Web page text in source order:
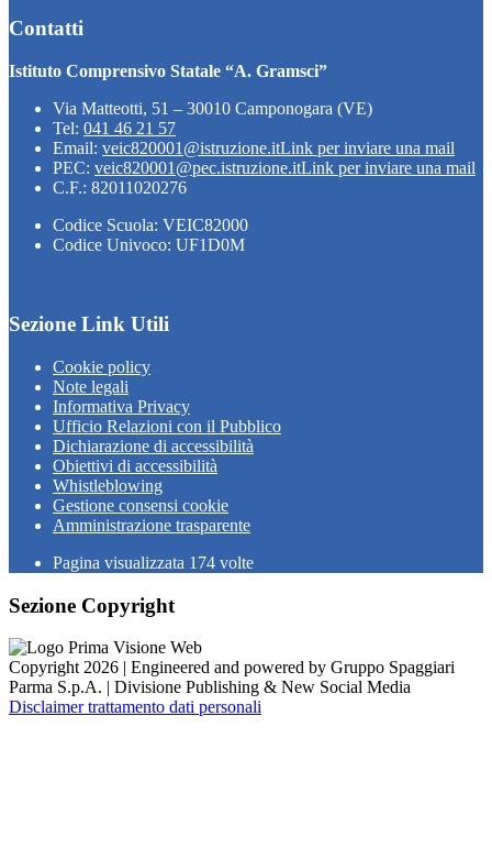
Contatti
Istituto Comprensivo Statale “A. Gramsci”
Via Matteotti, 51 – 30010 Camponogara (VE)
Tel: 041 46 21 57
Email: veic820001@istruzione.itLink per inviare una mail
PEC: veic820001@pec.istruzione.itLink per inviare una mail
C.F.: 82011020276
Codice Scuola: VEIC82000
Codice Univoco: UF1D0M
Sezione Link Utili
Cookie policy
Note legali
Informativa Privacy
Ufficio Relazioni con il Pubblico
Dichiarazione di accessibilità
Obiettivi di accessibilità
Whistleblowing
Gestione consensi cookie
Amministrazione trasparente
Pagina visualizzata 174 volte
Sezione Copyright
Copyright 2026 | Engineered and powered by Gruppo Spaggiari
Parma S.p.A. | Divisione Publishing & New Social Media
Disclaimer trattamento dati personali